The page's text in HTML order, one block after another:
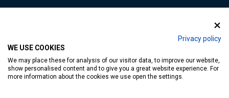
Privacy policy
WE USE COOKIES
We may place these for analysis of our visitor data, to improve our website,
show personalised content and to give you a great website experience. For
more information about the cookies we use open the settings.